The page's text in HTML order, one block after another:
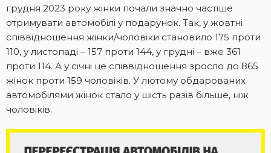
грудня 2023 року жінки почали значно частіше
отримувати автомобілі у подарунок. Так, у жовтні
співвідношення жінки/чоловіки становило 175 проти
110, у листопаді – 157 проти 144, у грудні – вже 361
проти 114. А у січні це співвідношення зросло до 865
жінок проти 159 чоловіків. У лютому обдарованих
автомобілями жінок стало у шість разів більше, ніж
чоловіків.